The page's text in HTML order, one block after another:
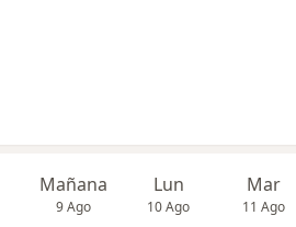
Mañana
9 Ago
Lun
10 Ago
Mar
11 Ago